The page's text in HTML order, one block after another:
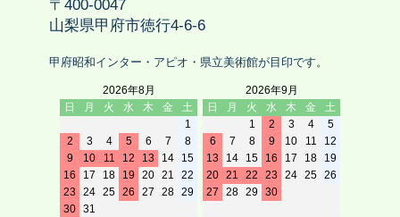
〒400-0047
山梨県甲府市徳行4-6-6
甲府昭和インター・アピオ・県立美術館が目印です。
2026年8月
日
月 火 水 木 金
土
1
2
3 4 5 6 7
8
9
10 11 12 13 14
15
16
17 18 19 20 21
22
23 24 25 26 27 28 29
30 31
2026年9月
日
月 火 水 木 金
土
1
2 3 4
5
6
7 8 9 10 11
12
13
14 15 16 17 18
19
20 21 22 23 24 25 26
27
28 29 30